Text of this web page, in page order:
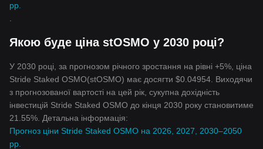
рр.
Якою буде ціна stOSMO у 2030 році?
У 2030 році, за прогнозом річного зростання на рівні +5%, ціна
Stride Staked OSMO(stOSMO) має досягти $0.04954. Виходячи
з прогнозованої вартості на цей рік, сукупна дохідність
інвестицій Stride Staked OSMO до кінця 2030 року становитиме
21.55%. Детальна інформація:
Прогноз ціни Stride Staked OSMO на 2026, 2027, 2030–2050
рр.